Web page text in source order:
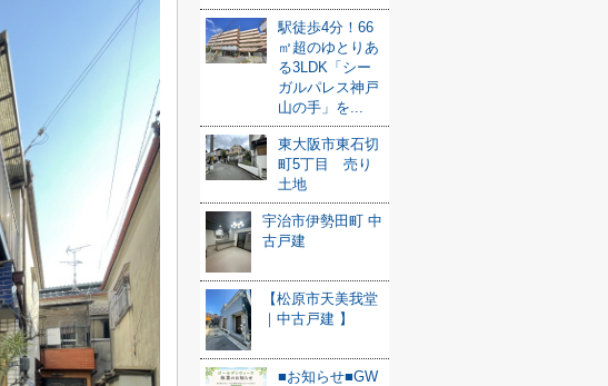
駅徒歩4分！66
㎡超のゆとりあ
る3LDK「シー
ガルパレス神戸
山の手」を...
東大阪市東石切
町5丁目 売り
土地
宇治市伊勢田町 中
古戸建
【松原市天美我堂
｜中古戸建 】
■お知らせ■GW